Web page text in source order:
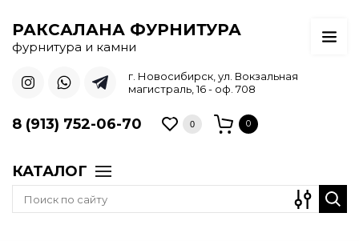
РАКСАЛАНА ФУРНИТУРА
фурнитура и камни
г. Новосибирск, ул. Вокзальная
магистраль, 16 - оф. 708
8 (913) 752-06-70 0 0
КАТАЛОГ